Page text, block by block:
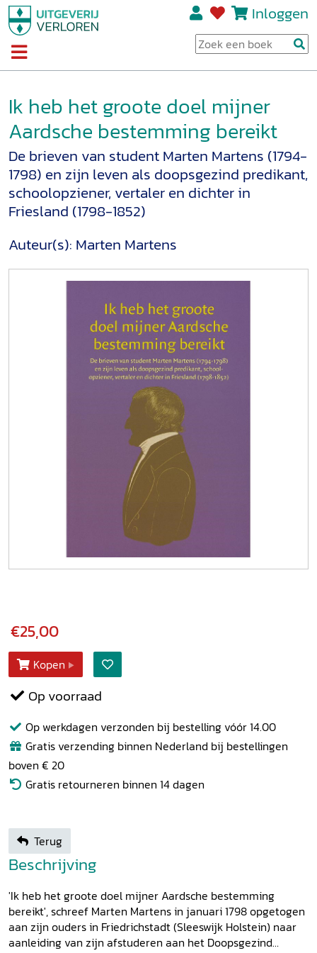
Inloggen
Ik heb het groote doel mijner
Aardsche bestemming bereikt
De brieven van student Marten Martens (1794-
1798) en zijn leven als doopsgezind predikant,
schoolopziener, vertaler en dichter in
Friesland (1798-1852)
Auteur(s): Marten Martens
€25,00
Kopen
Op voorraad
Op werkdagen verzonden bij bestelling vóór 14.00
Gratis verzending binnen Nederland bij bestellingen
boven € 20
Gratis retourneren binnen 14 dagen
Terug
Beschrijving
'Ik heb het groote doel mijner Aardsche bestemming
bereikt', schreef Marten Martens in januari 1798 opgetogen
aan zijn ouders in Friedrichstadt (Sleeswijk Holstein) naar
aanleiding van zijn afstuderen aan het Doopsgezind